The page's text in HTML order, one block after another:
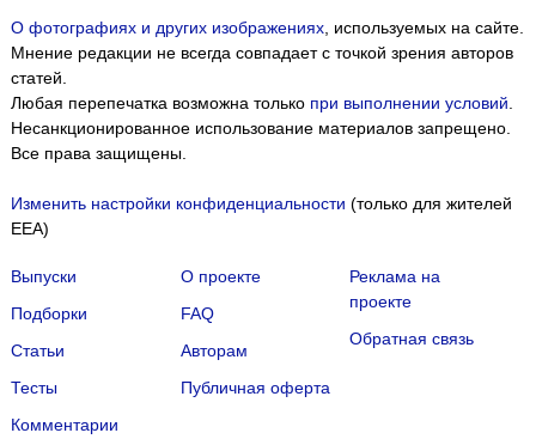
О фотографиях и других изображениях, используемых на сайте.
Мнение редакции не всегда совпадает с точкой зрения авторов
статей.
Любая перепечатка возможна только при выполнении условий.
Несанкционированное использование материалов запрещено.
Все права защищены.
Изменить настройки конфиденциальности (только для жителей
EEA)
Выпуски
Подборки
Статьи
Тесты
Комментарии
О проекте
FAQ
Авторам
Публичная оферта
Реклама на
проекте
Обратная связь